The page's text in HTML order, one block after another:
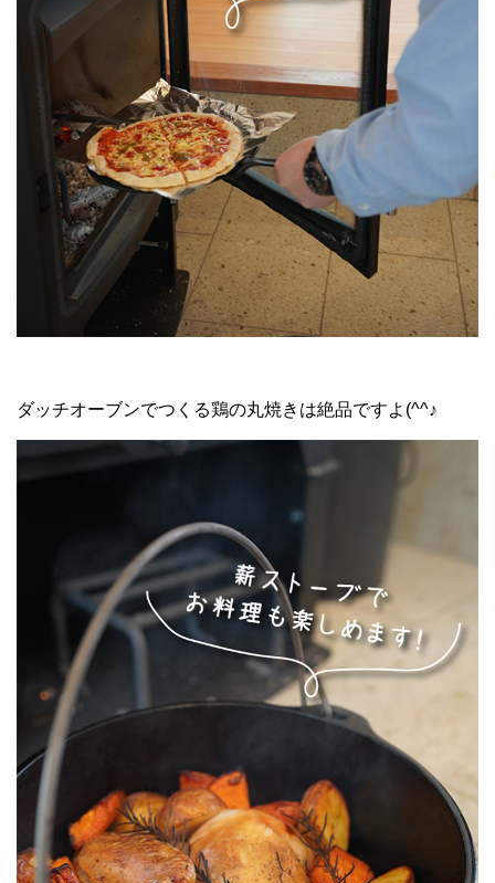
ダッチオーブンでつくる鶏の丸焼きは絶品ですよ(^^♪